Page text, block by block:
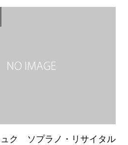
ク ソプラノ・リサイタル